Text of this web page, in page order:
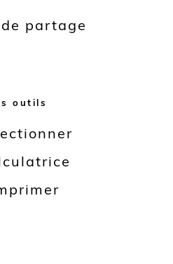
partage
outils